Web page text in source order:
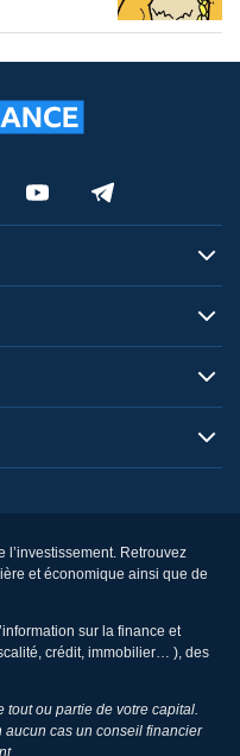
l’investissement. Retrouvez
et économique ainsi que de
sur la finance et
crédit, immobilier… ), des
tout ou partie de votre capital.
aucun cas un conseil financier